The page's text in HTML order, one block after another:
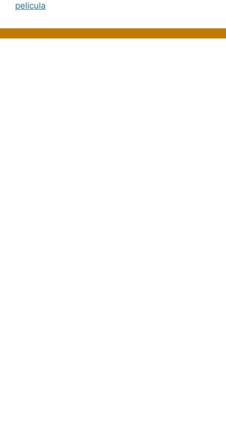
pelicula